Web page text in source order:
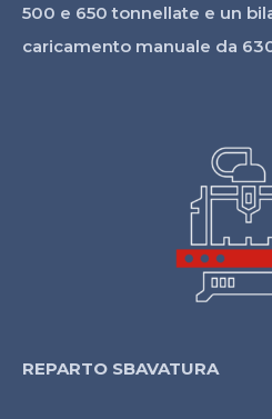
500 e 650 tonnellate e un
caricamento manuale da
REPARTO SBAVATURA